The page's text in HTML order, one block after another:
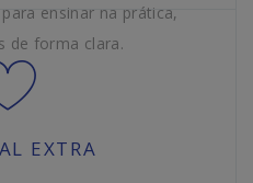
ensinar na prática,
de forma clara.
EXTRA